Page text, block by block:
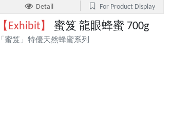
Detail For Product Display
【Exhibit】 蜜笈 龍眼蜂蜜 700g
「蜜笈」特優天然蜂蜜系列